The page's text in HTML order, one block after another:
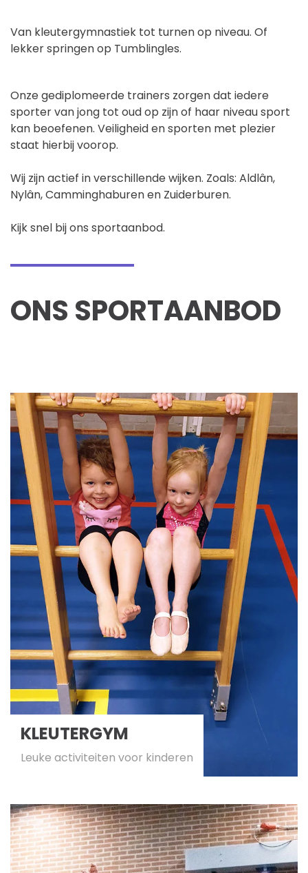
Van kleutergymnastiek tot turnen op niveau. Of
lekker springen op Tumblingles.
Onze gediplomeerde trainers zorgen dat iedere
sporter van jong tot oud op zijn of haar niveau sport
kan beoefenen. Veiligheid en sporten met plezier
staat hierbij voorop.
Wij zijn actief in verschillende wijken. Zoals: Aldlân,
Nylân, Camminghaburen en Zuiderburen.
Kijk snel bij ons sportaanbod.
ONS SPORTAANBOD
KLEUTERGYM
Leuke activiteiten voor kinderen